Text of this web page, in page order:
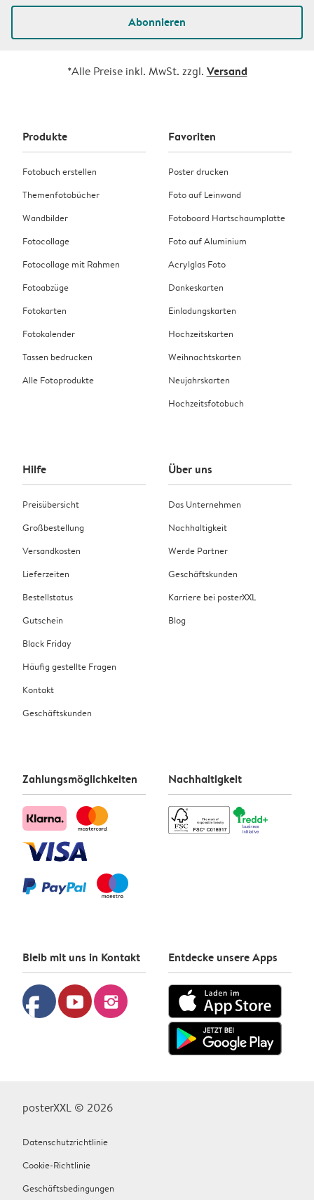
Abonnieren
*Alle Preise inkl. MwSt. zzgl. Versand
Produkte
Fotobuch erstellen
Themenfotobücher
Wandbilder
Fotocollage
Fotocollage mit Rahmen
Fotoabzüge
Fotokarten
Fotokalender
Tassen bedrucken
Alle Fotoprodukte
Favoriten
Poster drucken
Foto auf Leinwand
Fotoboard Hartschaumplatte
Foto auf Aluminium
Acrylglas Foto
Dankeskarten
Einladungskarten
Hochzeitskarten
Weihnachtskarten
Neujahrskarten
Hochzeitsfotobuch
Hilfe
Preisübersicht
Großbestellung
Versandkosten
Lieferzeiten
Bestellstatus
Gutschein
Black Friday
Häufig gestellte Fragen
Kontakt
Geschäftskunden
Über uns
Das Unternehmen
Nachhaltigkeit
Werde Partner
Geschäftskunden
Karriere bei posterXXL
Blog
Zahlungsmöglichkeiten Nachhaltigkeit
Bleib mit uns in Kontakt
facebook youtube instagram
Entdecke unsere Apps
posterXXL © 2026
Datenschutzrichtlinie
Cookie-Richtlinie
Geschäftsbedingungen